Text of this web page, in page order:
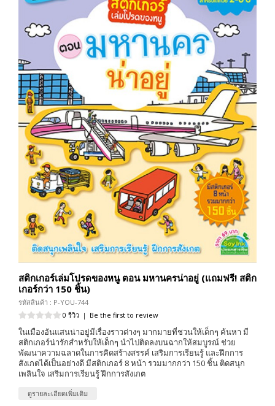
สติกเกอร์เล่มโปรดของหนู ตอน มหานครน่าอยู่ (แถมฟรี! สติก
เกอร์กว่า 150 ชิ้น)
รหัสสินค้า : P-YOU-744
0 รีวิว | Be the first to review
ในเมืองอันแสนน่าอยู่มีเรื่องราวต่างๆ มากมายที่ชวนให้เด็กๆ ค้นหา มี
สติกเกอร์น่ารักสำหรับให้เด็กๆ นำไปติดลงบนฉากให้สมบูรณ์ ช่วย
พัฒนาความฉลาดในการคิดสร้างสรรค์ เสริมการเรียนรู้ และฝึกการ
สังเกตได้เป็นอย่างดี มีสติกเกอร์ 8 หน้า รวมมากกว่า 150 ชิ้น ติดสนุก
เพลินใจ เสริมการเรียนรู้ ฝึกการสังเกต
ดูรายละเอียดเพิ่มเติม